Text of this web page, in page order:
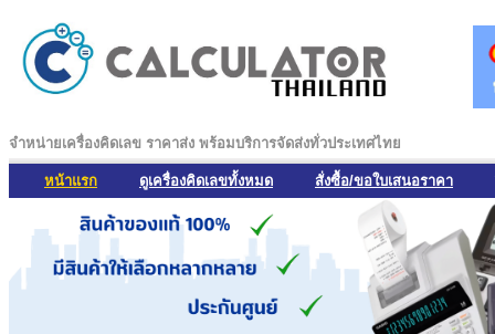
จำหน่ายเครื่องคิดเลข ราคาส่ง พร้อมบริการจัดส่งทั่วประเทศไทย
หน้าแรก ดูเครื่องคิดเลขทั้งหมด สั่งซื้อ/ขอใบเสนอราคา